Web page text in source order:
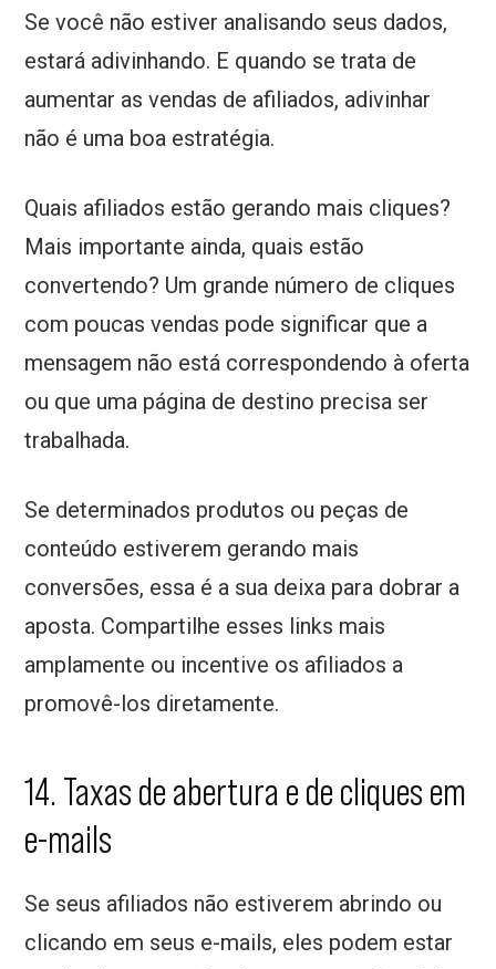
Se você não estiver analisando seus dados,
estará adivinhando. E quando se trata de
aumentar as vendas de afiliados, adivinhar
não é uma boa estratégia.
Quais afiliados estão gerando mais cliques?
Mais importante ainda, quais estão
convertendo? Um grande número de cliques
com poucas vendas pode significar que a
mensagem não está correspondendo à oferta
ou que uma página de destino precisa ser
trabalhada.
Se determinados produtos ou peças de
conteúdo estiverem gerando mais
conversões, essa é a sua deixa para dobrar a
aposta. Compartilhe esses links mais
amplamente ou incentive os afiliados a
promovê-los diretamente.
14. Taxas de abertura e de cliques em
e-mails
Se seus afiliados não estiverem abrindo ou
clicando em seus e-mails, eles podem estar